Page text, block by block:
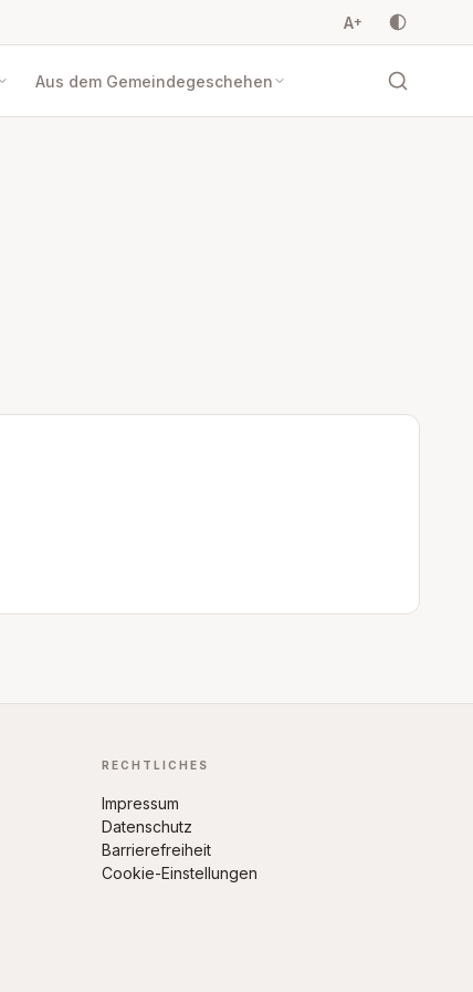
A+
Aus dem Gemeindegeschehen
RECHTLICHES
Impressum
Datenschutz
Barrierefreiheit
Cookie-Einstellungen